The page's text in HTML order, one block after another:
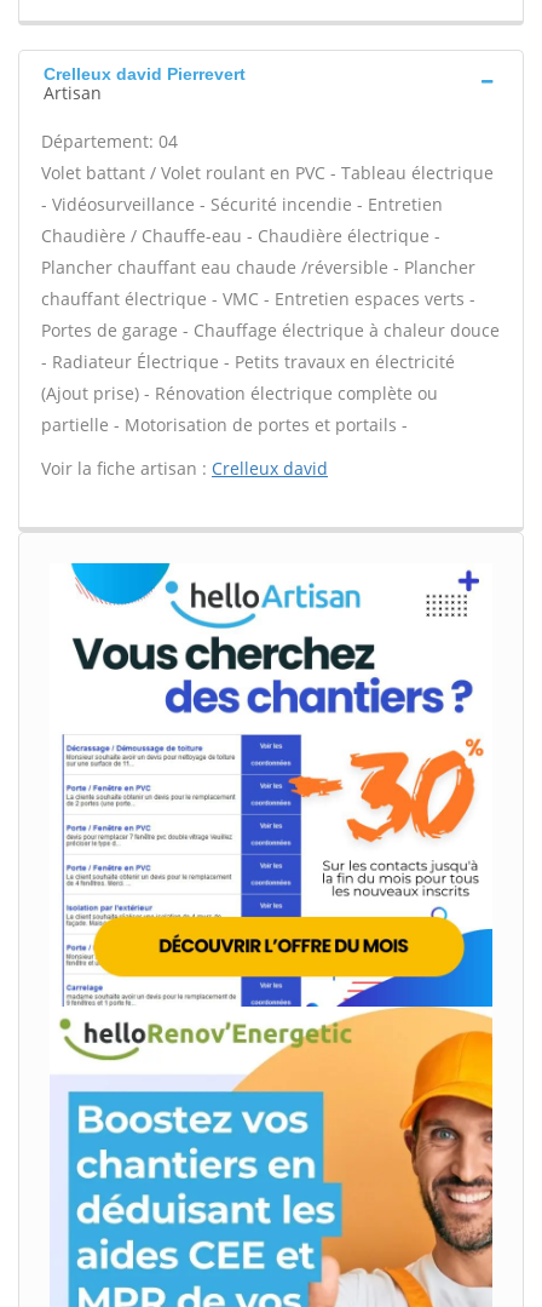
Crelleux david Pierrevert
Artisan
Département: 04
Volet battant / Volet roulant en PVC - Tableau électrique
- Vidéosurveillance - Sécurité incendie - Entretien
Chaudière / Chauffe-eau - Chaudière électrique -
Plancher chauffant eau chaude /réversible - Plancher
chauffant électrique - VMC - Entretien espaces verts -
Portes de garage - Chauffage électrique à chaleur douce
- Radiateur Électrique - Petits travaux en électricité
(Ajout prise) - Rénovation électrique complète ou
partielle - Motorisation de portes et portails -
Voir la fiche artisan : Crelleux david